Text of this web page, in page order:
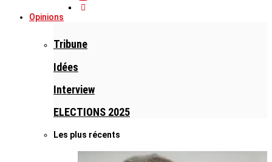
Opinions
Tribune
Idées
Interview
ELECTIONS 2025
Les plus récents